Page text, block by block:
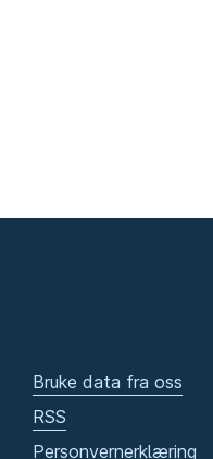
Bruke data fra oss
RSS
Personvernerklæring